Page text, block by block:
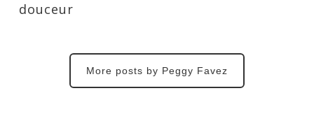
douceur
More posts by Peggy Favez